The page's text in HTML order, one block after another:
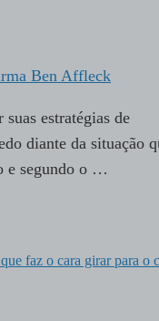
estratégias de
diante da situação
e segundo o …
faz o cara girar para o